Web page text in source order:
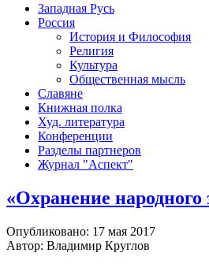
Западная Русь
Россия
История и Философия
Религия
Культура
Общественная мысль
Славяне
Книжная полка
Худ. литература
Конференции
Разделы партнеров
Журнал "Аспект"
«Охранение
Опубликовано: 17 мая 2017
Автор: Владимир Круглов